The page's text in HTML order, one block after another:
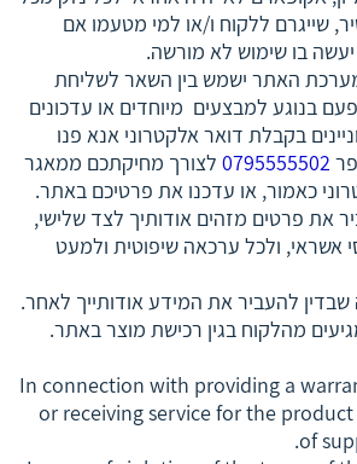
שייגרם ללקוח ו/או למי מטעמו אם
בו שימוש לא מורשה.
למערכת האתר ישמש בין השאר לשליחת
בנוגע למבצעים מיוחדים או עדכונים
בקבלת דואר אלקטרוני אנא פנו
0795555502 לצורך מחיקתכם ממאגר
כאמור, או עדכנו את פרטיכם באתר.
את פרטים מזהים אודותיך לצד שלישי,
אשראי, ולכל ערכאה שיפוטית ולמעט
מהלקוח בגין רכישת מוצר באתר.
7.8.3 In connection with providing a
or receiving service for the
of